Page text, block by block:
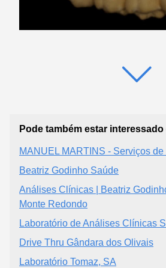
Pode também estar interessado
MANUEL MARTINS - Serviços
Beatriz Godinho Saúde
Análises Clínicas | Beatriz
Monte Redondo
Laboratório de Análises Clínicas
Drive Thru Gândara dos Olivais
Laboratório Tomaz, SA